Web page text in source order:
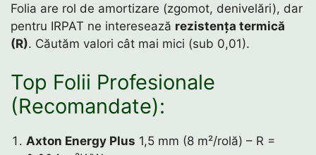
Folia are rol de amortizare (zgomot, denivelări), dar
pentru IRPAT ne interesează rezistența termică
(R). Căutăm valori cât mai mici (sub 0,01).
Top Folii Profesionale
(Recomandate):
Axton Energy Plus 1,5 mm (8 m²/rolă) – R =